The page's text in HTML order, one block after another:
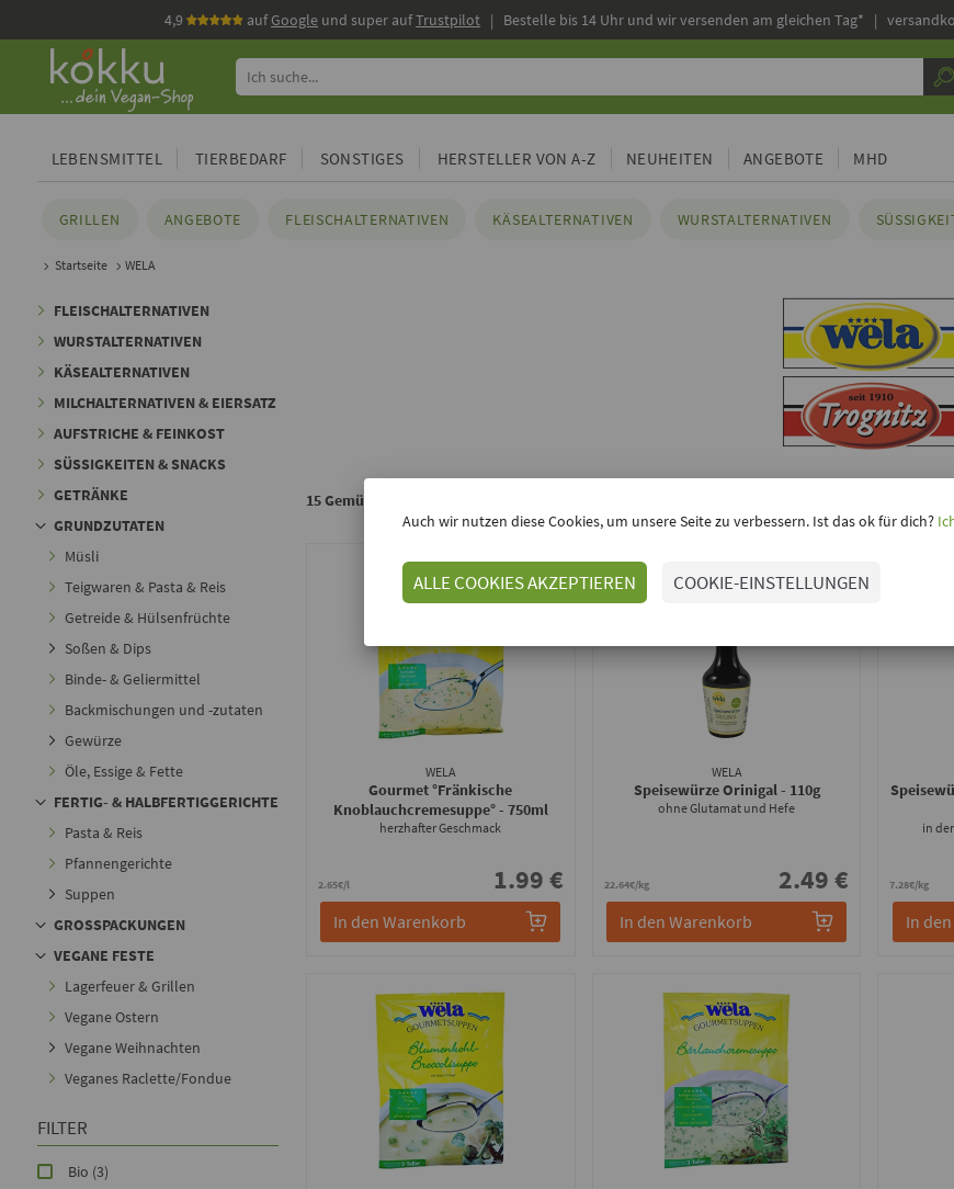
4,9 aufGoogle und super aufTrustpilot | Bestelle bis 14 Uhr und wir versenden am gleichen Tag* |
LEBENSMITTEL TIERBEDARF SONSTIGES HERSTELLER VON A-Z NEUHEITEN ANGEBOTE MHD
GRILLEN ANGEBOTE FLEISCHALTERNATIVEN KÄSEALTERNATIVEN WURSTALTERNATIVEN
Startseite WELA
FLEISCHALTERNATIVEN
WURSTALTERNATIVEN
KÄSEALTERNATIVEN
MILCHALTERNATIVEN & EIERSATZ
AUFSTRICHE & FEINKOST
SÜSSIGKEITEN & SNACKS
GETRÄNKE
GRUNDZUTATEN
Müsli
Teigwaren & Pasta & Reis
Getreide & Hülsenfrüchte
Soßen & Dips
Binde- & Geliermittel
Backmischungen und -zutaten
Gewürze
Öle, Essige & Fette
FERTIG- & HALBFERTIGGERICHTE
Pasta & Reis
Pfannengerichte
Suppen
GROSSPACKUNGEN
VEGANE FESTE
Lagerfeuer & Grillen
Vegane Ostern
Vegane Weihnachten
Veganes Raclette/Fondue
FILTER
Bio (3)
15 Gemüsesuppen von WELA bei kokku
WELA
Gourmet °Fränkische
Knoblauchcremesuppe°- 750ml
herzhafter Geschmack
2.65€/l 1.99 €
In den Warenkorb
WELA
Speisewürze Orinigal- 110g
ohne Glutamat und Hefe
22.64€/kg 2.49 €
In den Warenkorb
in
7.28€/kg
In
Auch wir nutzen diese Cookies, um unsere Seite zu verbessern. Ist das ok für dich?
ALLE COOKIES AKZEPTIEREN COOKIE-EINSTELLUNGEN